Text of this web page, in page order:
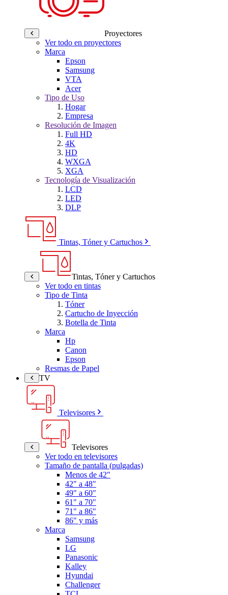
Proyectores
Ver todo en proyectores
Marca
Epson
Samsung
VTA
Acer
Tipo de Uso
Hogar
Empresa
Resolución de Imagen
Full HD
4K
HD
WXGA
XGA
Tecnología de Visualización
LCD
LED
DLP
Tintas, Tóner y Cartuchos
Tintas, Tóner y Cartuchos
Ver todo en tintas
Tipo de Tinta
Tóner
Cartucho de Inyección
Botella de Tinta
Marca
Hp
Canon
Epson
Resmas de Papel
TV
Televisores
Televisores
Ver todo en televisores
Tamaño de pantalla (pulgadas)
Menos de 42"
42" a 48"
49" a 60"
61" a 70"
71" a 86"
86" y más
Marca
Samsung
LG
Panasonic
Kalley
Hyundai
Challenger